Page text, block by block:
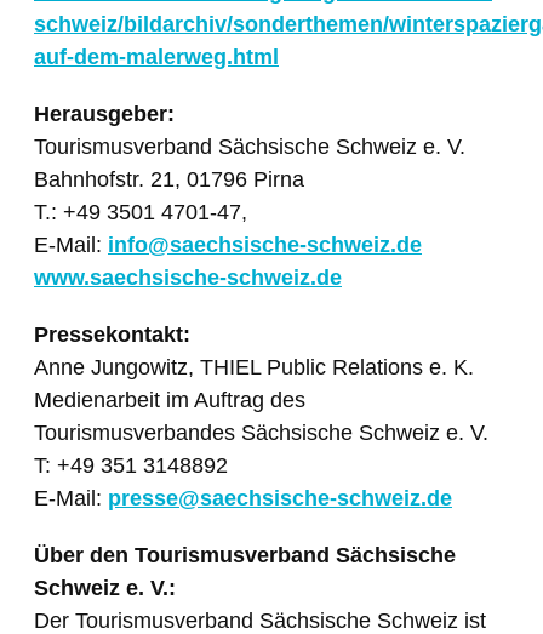
schweiz/bildarchiv/sonderthemen/
auf-dem-malerweg.html
Herausgeber:
Tourismusverband Sächsische Schweiz e. V.
Bahnhofstr. 21, 01796 Pirna
T.: +49 3501 4701-47,
E-Mail: info@saechsische-schweiz.de
www.saechsische-schweiz.de
Pressekontakt:
Anne Jungowitz, THIEL Public Relations e. K.
Medienarbeit im Auftrag des
Tourismusverbandes Sächsische Schweiz e. V.
T: +49 351 3148892
E-Mail: presse@saechsische-schweiz.de
Über den Tourismusverband Sächsische
Schweiz e. V.:
Der Tourismusverband Sächsische Schweiz ist